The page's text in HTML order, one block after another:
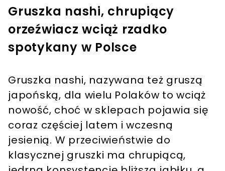
Gruszka nashi, chrupiący
orzeźwiacz wciąż rzadko
spotykany w Polsce
Gruszka nashi, nazywana też gruszą
japońską, dla wielu Polaków to wciąż
nowość, choć w sklepach pojawia się
coraz częściej latem i wczesną
jesienią. W przeciwieństwie do
klasycznej gruszki ma chrupiącą,